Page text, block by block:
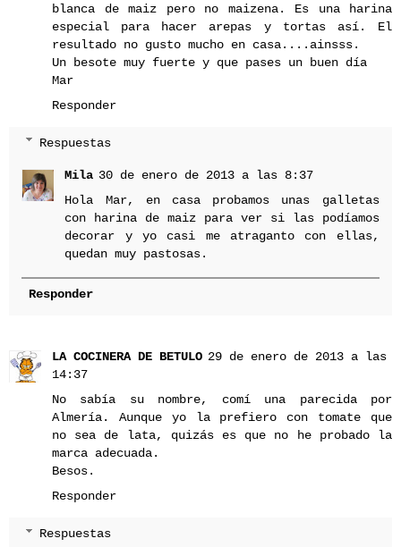
blanca de maiz pero no maizena. Es una harina
especial para hacer arepas y tortas así. El
resultado no gusto mucho en casa....ainsss.
Un besote muy fuerte y que pases un buen día
Mar
Responder
Respuestas
Mila 30 de enero de 2013 a las 8:37
Hola Mar, en casa probamos unas galletas
con harina de maiz para ver si las podíamos
decorar y yo casi me atraganto con ellas,
quedan muy pastosas.
Responder
LA COCINERA DE BETULO 29 de enero de 2013 a las
14:37
No sabía su nombre, comí una parecida por
Almería. Aunque yo la prefiero con tomate que
no sea de lata, quizás es que no he probado la
marca adecuada.
Besos.
Responder
Respuestas